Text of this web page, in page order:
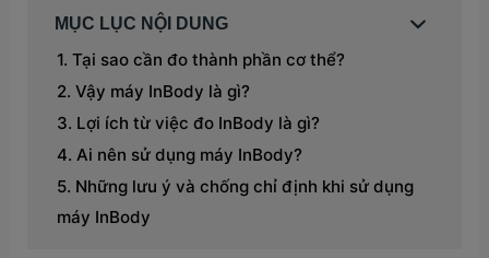
MỤC LỤC NỘI DUNG
Tại sao cần đo thành phần cơ thể?
Vậy máy InBody là gì?
Lợi ích từ việc đo InBody là gì?
Ai nên sử dụng máy InBody?
Những lưu ý và chống chỉ định khi sử dụng
máy InBody